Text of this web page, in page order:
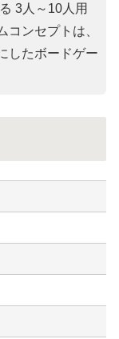
3人～10人用
コンセプトは、
したボードゲー